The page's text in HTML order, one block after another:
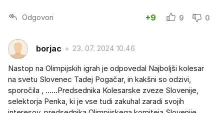
Odgovori +9 9 0
borjac 23. 07. 2024 10.46
Nastop na Olimpijskih igrah je odpovedal Najboljši kolesar
na svetu Slovenec Tadej Pogačar, in kakšni so odzivi,
sporočila , ......Predsednika Kolesarske zveze Slovenije,
selektorja Penka, ki je vse tudi zakuhal zaradi svojih